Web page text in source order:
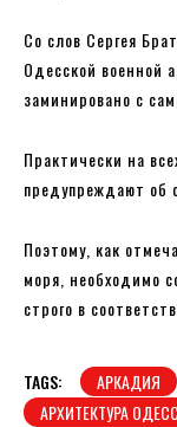
Со слов Сергея
Одесской военной
заминировано с
Практически на
предупреждают об
Поэтому, как
моря, необходимо
строго в
TAGS: АРКАДИЯ
АРХИТЕКТУРА